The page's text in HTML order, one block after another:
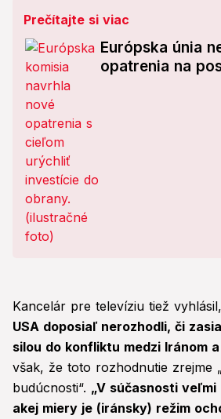
Prečítajte si viac
Európska únia
opatrenia na
Kancelár pre televíziu tiež
USA doposiaľ nerozhodli, či
silou do konfliktu medzi Iránom
však, že toto rozhodnutie zrejme
budúcnosti“. „V súčasnosti
akej miery je (iránsky) režim